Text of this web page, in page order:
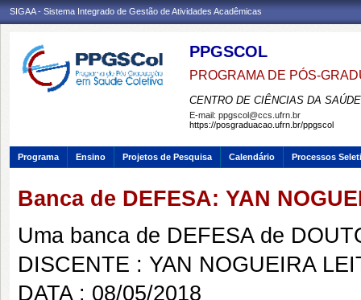
SIGAA - Sistema Integrado de Gestão de Atividades Acadêmicas
PPGSCOL
PROGRAMA DE PÓS-
CENTRO DE CIÊNCIAS DA SAÚDE
E-mail: ppgscol@ccs.ufrn.br
https://posgraduacao.ufrn.br/ppgscol
Programa Ensino Projetos de Pesquisa Calendário Processos
Banca de DEFESA: YAN
Uma banca de DEFESA de
DISCENTE : YAN NOGUEIRA
DATA : 08/05/2018